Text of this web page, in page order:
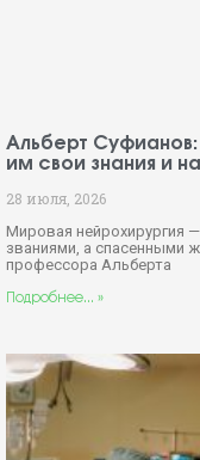
Альберт Суфианов:
им свои знания и
28 июля, 2026
Мировая нейрохирургия
званиями, а спасенными
профессора Альберта
Подробнее... »